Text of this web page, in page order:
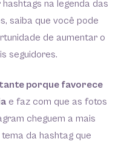
na legenda das
saiba que você pode
de aumentar o
seguidores.
porque favorece
e faz com que as fotos
cheguem a mais
da hashtag que